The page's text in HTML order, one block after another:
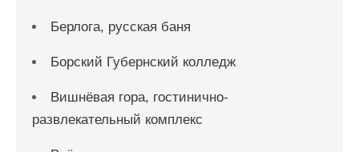
Берлога, русская баня
Борский Губернский колледж
Вишнёвая гора, гостинично-
развлекательный комплекс